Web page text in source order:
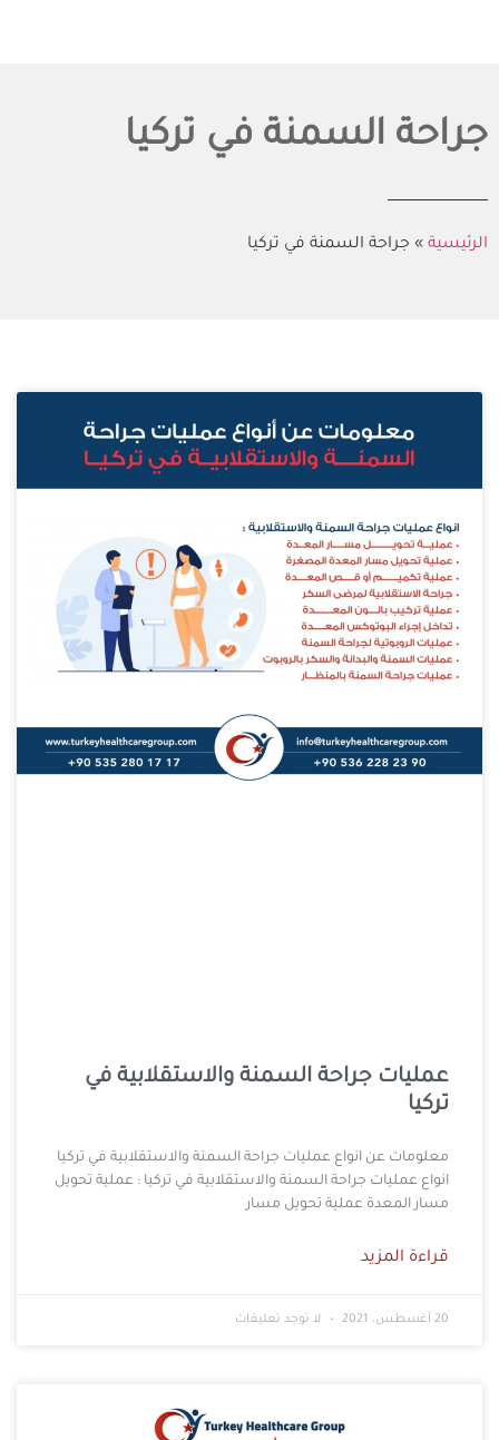
جراحة السمنة في تركيا
الرئيسية » جراحة السمنة في تركيا
عمليات جراحة السمنة والاستقلابية في
تركيا
معلومات عن انواع عمليات جراحة السمنة والاستقلابية في تركيا
انواع عمليات جراحة السمنة والاستقلابية في تركيا : عملية تحويل
مسار المعدة عملية تحويل مسار
قراءة المزيد
20 أغسطس، 2021 لا توجد تعليقات